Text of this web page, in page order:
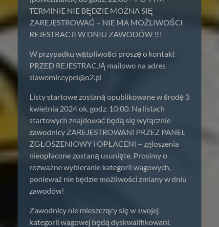
TERMINIE NIE BĘDZIE MOŻNA SIĘ
ZAREJESTROWAĆ – NIE MA MOŻLIWOŚCI
REJESTRACJI W DNIU ZAWODÓW !!!
W przypadku wątpliwości proszę o kontakt
PRZED REJESTRACJĄ mailowo na adres
slawomir.cypel@o2.pl
Listy startowe zostaną opublikowane w środę 3
kwietnia 2024 ok. godz. 10:00. Na listach
startowych znajdować będą się wyłącznie
zawodnicy ZAREJESTROWANI PRZEZ PANEL
ZGŁOSZENIOWY i OPŁACENI – zgłoszenia
nieopłacone zostaną usunięte. Prosimy o
rozważne wybieranie kategorii wagowych,
ponieważ nie będzie możliwości zmiany w dniu
zawodów!
Zawodnicy nie mieszczący się w swojej
kategorii wagowej będą dyskwalifikowani.